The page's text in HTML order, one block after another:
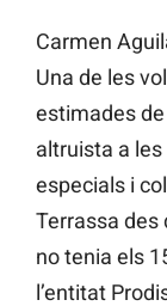
Carmen
Una de les
estimades
altruista a
especials i
Terrassa des
no tenia els
l’entitat